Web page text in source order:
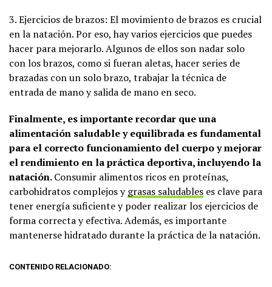
3. Ejercicios de brazos: El movimiento de brazos es crucial
en la natación. Por eso, hay varios ejercicios que puedes
hacer para mejorarlo. Algunos de ellos son nadar solo
con los brazos, como si fueran aletas, hacer series de
brazadas con un solo brazo, trabajar la técnica de
entrada de mano y salida de mano en seco.
Finalmente, es importante recordar que una
alimentación saludable y equilibrada es fundamental
para el correcto funcionamiento del cuerpo y mejorar
el rendimiento en la práctica deportiva, incluyendo la
natación.Consumir alimentos ricos en proteínas,
carbohidratos complejos ygrasas saludables es clave para
tener energía suficiente y poder realizar los ejercicios de
forma correcta y efectiva. Además, es importante
mantenerse hidratado durante la práctica de la natación.
CONTENIDO RELACIONADO: